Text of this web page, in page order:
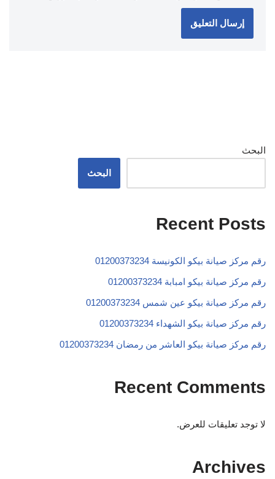
البحث
البحث
Recent Posts
رقم مركز صيانة بيكو الكونيسة 01200373234
رقم مركز صيانة بيكو امبابة 01200373234
رقم مركز صيانة بيكو عين شمس 01200373234
رقم مركز صيانة بيكو الشهداء 01200373234
رقم مركز صيانة بيكو العاشر من رمضان 01200373234
Recent Comments
لا توجد تعليقات للعرض.
Archives